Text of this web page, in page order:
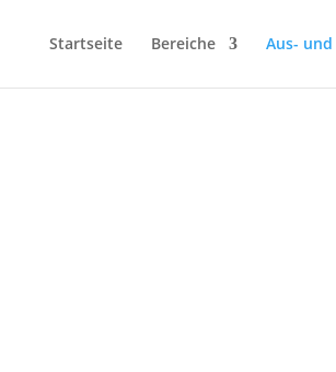
Startseite Bereiche Aus-